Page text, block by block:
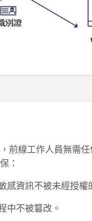
前線工作人員無需
：
感資訊不被未經授權
中不被篡改。